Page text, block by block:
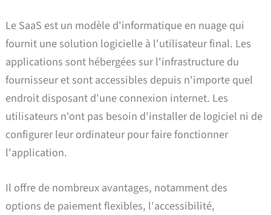
Le SaaS est un modèle d'informatique en nuage qui
fournit une solution logicielle à l'utilisateur final. Les
applications sont hébergées sur l'infrastructure du
fournisseur et sont accessibles depuis n'importe quel
endroit disposant d'une connexion internet. Les
utilisateurs n'ont pas besoin d'installer de logiciel ni de
configurer leur ordinateur pour faire fonctionner
l'application.
Il offre de nombreux avantages, notamment des
options de paiement flexibles, l'accessibilité,